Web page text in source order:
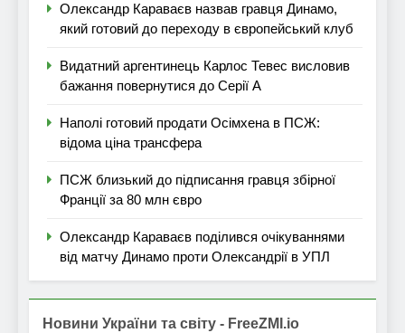
Олександр Караваєв назвав гравця Динамо,
який готовий до переходу в європейський клуб
Видатний аргентинець Карлос Тевес висловив
бажання повернутися до Серії А
Наполі готовий продати Осімхена в ПСЖ:
відома ціна трансфера
ПСЖ близький до підписання гравця збірної
Франції за 80 млн євро
Олександр Караваєв поділився очікуваннями
від матчу Динамо проти Олександрії в УПЛ
Новини України та світу - FreeZMI.io